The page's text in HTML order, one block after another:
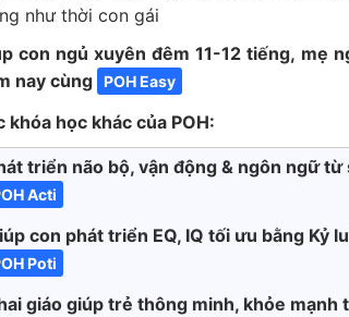
như thời con gái
con ngủ xuyên đêm 11-12 tiếng, mẹ
nay cùng POH Easy
khóa học khác của POH:
triển não bộ, vận động & ngôn ngữ
Acti
con phát triển EQ, IQ tối ưu bằng Kỷ
Poti
giáo giúp trẻ thông minh, khỏe mạnh